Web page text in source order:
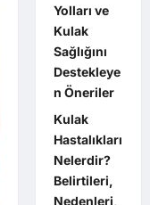
Yolları ve
Kulak
Sağlığını
Destekleye
n Öneriler
Kulak
Hastalıkları
Nelerdir?
Belirtileri,
Nedenleri,